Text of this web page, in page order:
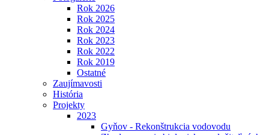
Rok 2026
Rok 2025
Rok 2024
Rok 2023
Rok 2022
Rok 2019
Ostatné
Zaujímavosti
História
Projekty
2023
Gyňov - Rekonštrukcia vodovodu